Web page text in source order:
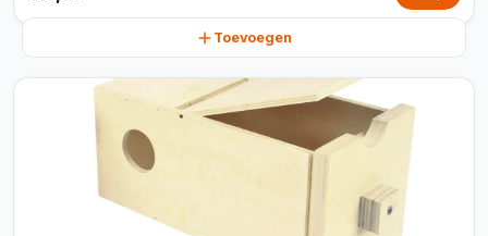
Toevoegen